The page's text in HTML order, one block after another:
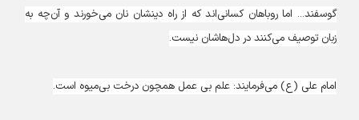
گوسفند... اما روباهان کسانی‌اند که از راه دینشان نان می‌خورند و آن‌چه به
زبان توصیف می‌کنند در دل‌هاشان نیست.
امام علی (ع) می‌فرمایند: علم بی عمل همچون درخت بی‌میوه است.